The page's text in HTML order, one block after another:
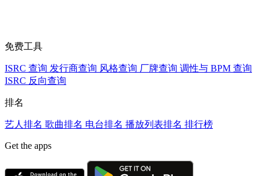
免费工具
ISRC 查询 发行商查询 风格查询 厂牌查询 调性与 BPM 查询
ISRC 反向查询
排名
艺人排名 歌曲排名 电台排名 播放列表排名 排行榜
Get the apps